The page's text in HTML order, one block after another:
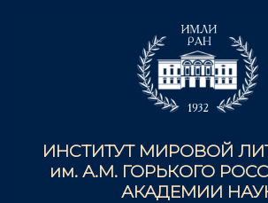
ИНСТИТУТ МИРОВОЙ
им. А.М. ГОРЬКОГО
АКАДЕМИИ